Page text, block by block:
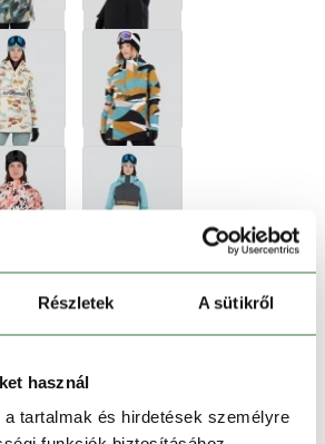
Részletek A sütikről
használ
tartalmak és hirdetések személyre
Mérettáblázat
teszem